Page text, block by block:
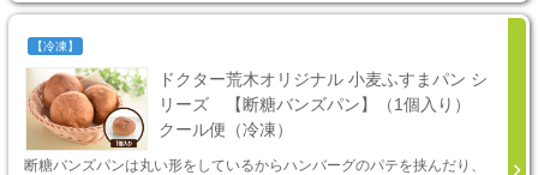
【冷凍】
ドクター荒木オリジナル 小麦ふすまパン シ
リーズ 【断糖バンズパン】（1個入り）
クール便（冷凍）
断糖バンズパンは丸い形をしているからハンバーグのパテを挟んだり、